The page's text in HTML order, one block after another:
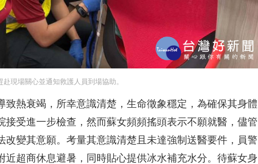
赴現場關心並通知救護人員到場協助。
致熱衰竭，所幸意識清楚，生命徵象穩定，為確保其身體
接受進一步檢查，然而蘇女頻頻搖頭表示不願就醫，儘管
改變其意願。考量其意識清楚且未達強制送醫要件，員警
近超商休息避暑，同時貼心提供冰水補充水分。待蘇女身